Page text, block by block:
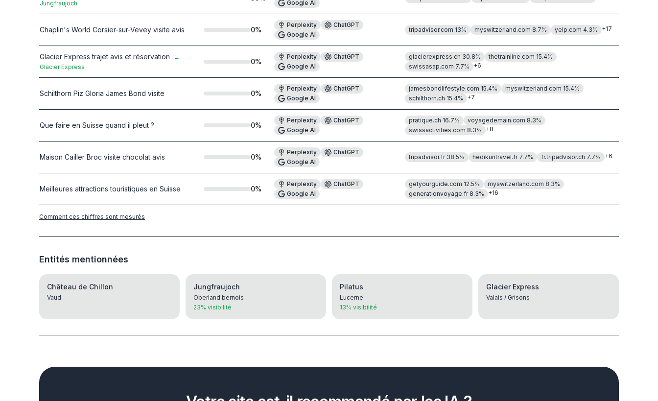
Jungfraujoch
Google AI
Chaplin's World Corsier-sur-Vevey visite avis 0%
Perplexity
ChatGPT
Google AI
tripadvisor.com 13% myswitzerland.com 8.7% yelp.com 4.3% +17
Glacier Express trajet avis et réservation
→
Glacier Express
0%
Perplexity
ChatGPT
Google AI
glacierexpress.ch 30.8% thetrainline.com 15.4%
swissasap.com 7.7% +6
Schilthorn Piz Gloria James Bond visite 0%
Perplexity
ChatGPT
Google AI
jamesbondlifestyle.com 15.4% myswitzerland.com 15.4%
schilthorn.ch 15.4% +7
Que faire en Suisse quand il pleut ? 0%
Perplexity
ChatGPT
Google AI
pratique.ch 16.7% voyagedemain.com 8.3%
swissactivities.com 8.3% +8
Maison Cailler Broc visite chocolat avis 0%
Perplexity
ChatGPT
Google AI
tripadvisor.fr 38.5% hedikuntravel.fr 7.7% fr.tripadvisor.ch 7.7% +6
Meilleures attractions touristiques en Suisse 0%
Perplexity
ChatGPT
Google AI
getyourguide.com 12.5% myswitzerland.com 8.3%
generationvoyage.fr 8.3% +16
Comment ces chiffres sont mesurés
Entités mentionnées
Château de Chillon
Vaud
Jungfraujoch
Oberland bernois
23% visibilité
Pilatus
Lucerne
13% visibilité
Glacier Express
Valais / Grisons